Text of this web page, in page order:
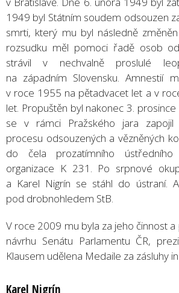
1949 byl Státním soudem odsouzen
smrti, který mu byl následně
rozsudku měl pomoci řadě osob
strávil v nechvalně proslulé
na západním Slovensku. Amnestií
v roce 1955 na pětadvacet let a v
let. Propuštěn byl nakonec 3.
se v rámci Pražského jara zapojil
procesu odsouzených a vězněných
do čela prozatímního ústředního
organizace K 231. Po srpnové
a Karel Nigrín se stáhl do ústraní.
pod drobnohledem StB.
V roce 2009 mu byla za jeho činnost
návrhu Senátu Parlamentu ČR,
Klausem udělena Medaile za zásluhy
Karel Nigrín